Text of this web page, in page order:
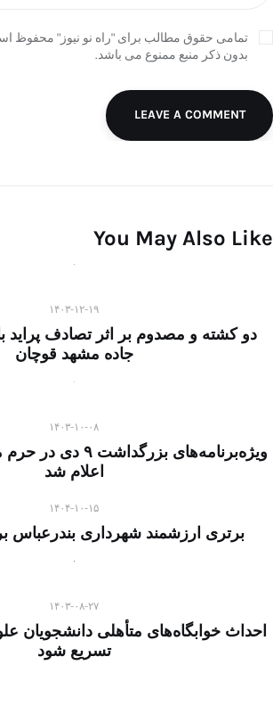
تمامی حقوق مطالب برای "راه نو نیوز" محفوظ
بدون ذکر منبع ممنوع می باشد.
LEAVE A COMMENT
You May Also Like
۱۴۰۳-۱۲-۱۹
دو کشته و مصدوم بر اثر تصادف پراید
جاده مشهد قوچان
۱۴۰۳-۱۰-۰۸
ویژه‌برنامه‌های
اعلام شد
۱۴۰۴-۱۰-۱۵
برتری ارزشمند شهرداری بندرعباس
۱۴۰۳-۰۸-۲۷
احداث خوابگاه‌های متأهلی دانشجویان
تسریع شود